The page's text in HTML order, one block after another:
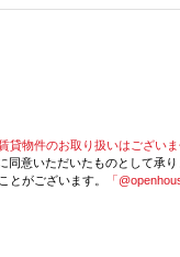
貸物件のお取り扱いはござい
同意いただいたものとして承り
とがございます。
「